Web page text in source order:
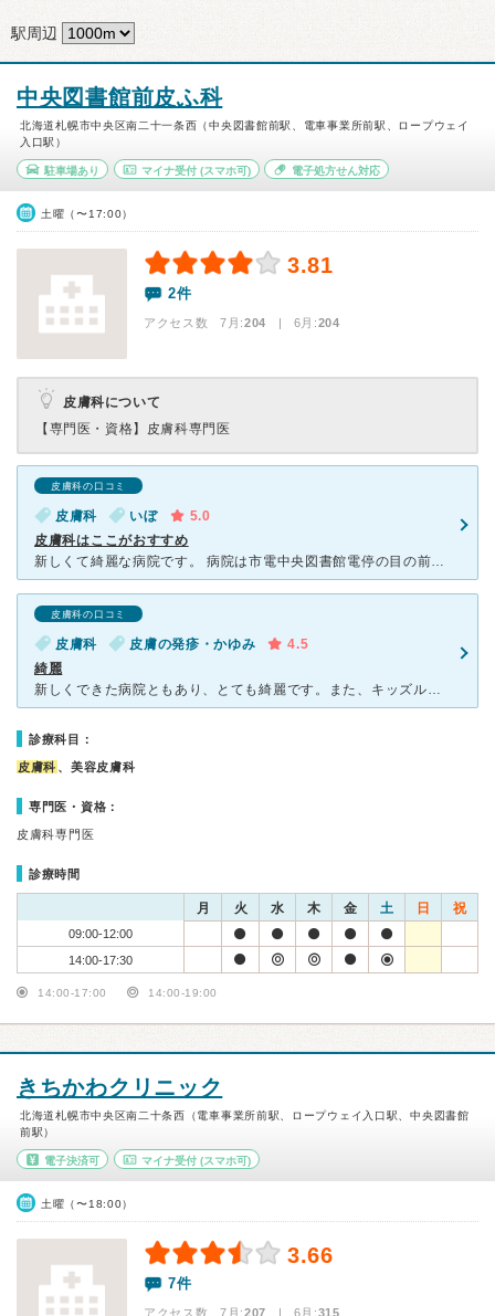
駅周辺
中央図書館前皮ふ科
北海道札幌市中央区南二十一条西（中央図書館前駅、電車事業所前駅、ロープウェイ
入口駅）
駐車場あり マイナ受付(スマホ可) 電子処方せん対応
土曜（〜17:00）
3.81
2件
アクセス数 7月:204 | 6月:204
皮膚科について
【専門医・資格】 皮膚科専門医
皮膚科の口コミ
皮膚科 いぼ
5.0
皮膚科はここがおすすめ
新しくて綺麗な病院です。 病院は市電中央図書館電停の目の前ですが広くて停めやすい無料駐車場もあり、車で行きやすいです。このあたりは駐車場がなかったり、あっても狭かったり料金がかかるところも多いので。
皮膚科の口コミ
皮膚科 皮膚の発疹・かゆみ
4.5
綺麗
新しくできた病院ともあり、とても綺麗です。また、キッズルームがあり、診察をした子はガチャガチャをさせてもらえる為、子供も嫌がらずに通ってくれます。受付の方をはじめ、看護師さんや先生も優しく、安心感があ
診療科目：
皮膚科 、美容皮膚科
専門医・資格：
皮膚科専門医
診療時間
月 火 水 木 金 土 日 祝
09:00-12:00
14:00-17:30
14:00-17:00 14:00-19:00
きちかわクリニック
北海道札幌市中央区南二十条西（電車事業所前駅、ロープウェイ入口駅、中央図書館
前駅）
電子決済可 マイナ受付(スマホ可)
土曜（〜18:00）
3.66
7件
アクセス数 7月:207 | 6月:315